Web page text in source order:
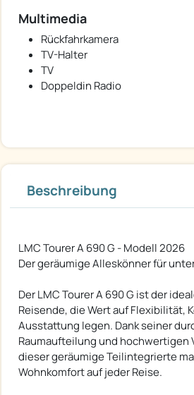
Multimedia
Rückfahrkamera
TV-Halter
TV
Doppeldin Radio
Beschreibung
LMC Tourer A 690 G - Modell 2026
Der geräumige Alleskönner für
Der LMC Tourer A 690 G ist der
Reisende, die Wert auf Flexibilität,
Ausstattung legen. Dank seiner
Raumaufteilung und hochwertigen
dieser geräumige Teilintegrierte
Wohnkomfort auf jeder Reise.